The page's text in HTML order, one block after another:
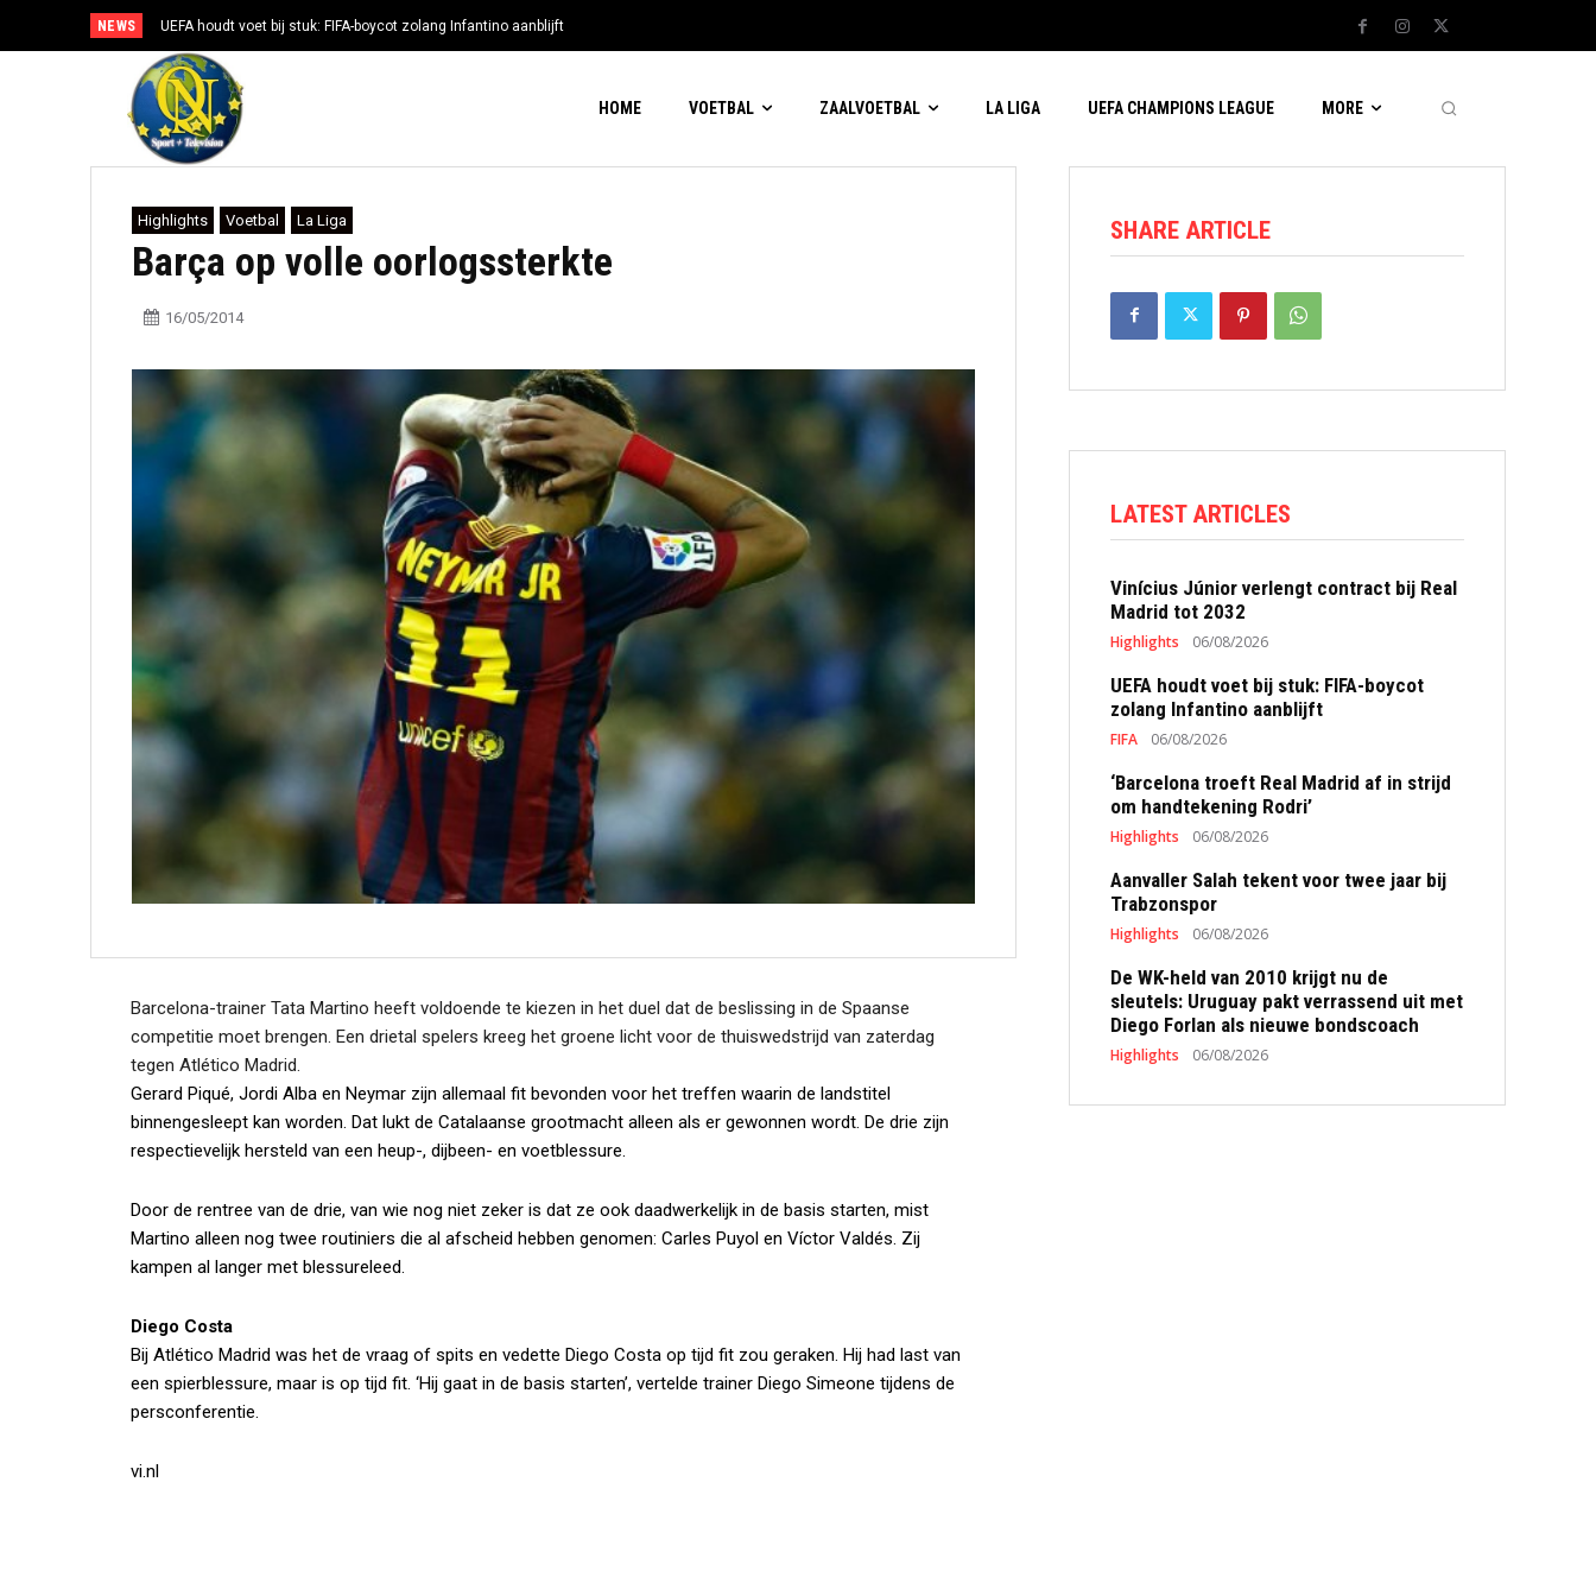
NEWS UEFA houdt voet bij stuk: FIFA-boycot zolang Infantino aanblijft
HOME VOETBAL ZAALVOETBAL LA LIGA UEFA CHAMPIONS LEAGUE MORE
Highlights Voetbal La Liga
Barça op volle oorlogssterkte
16/05/2014
Barcelona-trainer Tata Martino heeft voldoende te kiezen in het duel dat de beslissing in de Spaanse
competitie moet brengen. Een drietal spelers kreeg het groene licht voor de thuiswedstrijd van zaterdag
tegen Atlético Madrid.
Gerard Piqué, Jordi Alba en Neymar zijn allemaal fit bevonden voor het treffen waarin de landstitel
binnengesleept kan worden. Dat lukt de Catalaanse grootmacht alleen als er gewonnen wordt. De drie zijn
respectievelijk hersteld van een heup-, dijbeen- en voetblessure.
Door de rentree van de drie, van wie nog niet zeker is dat ze ook daadwerkelijk in de basis starten, mist
Martino alleen nog twee routiniers die al afscheid hebben genomen: Carles Puyol en Víctor Valdés. Zij
kampen al langer met blessureleed.
Diego Costa
Bij Atlético Madrid was het de vraag of spits en vedette Diego Costa op tijd fit zou geraken. Hij had last van
een spierblessure, maar is op tijd fit. ‘Hij gaat in de basis starten’, vertelde trainer Diego Simeone tijdens de
persconferentie.
vi.nl
SHARE ARTICLE
LATEST ARTICLES
Vinícius Júnior verlengt contract bij Real
Madrid tot 2032
Highlights 06/08/2026
UEFA houdt voet bij stuk: FIFA-boycot
zolang Infantino aanblijft
FIFA 06/08/2026
‘Barcelona troeft Real Madrid af in strijd
om handtekening Rodri’
Highlights 06/08/2026
Aanvaller Salah tekent voor twee jaar bij
Trabzonspor
Highlights 06/08/2026
De WK-held van 2010 krijgt nu de
sleutels: Uruguay pakt verrassend uit met
Diego Forlan als nieuwe bondscoach
Highlights 06/08/2026